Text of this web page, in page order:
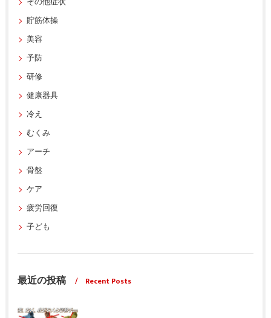
貯筋体操
美容
予防
研修
健康器具
冷え
むくみ
アーチ
骨盤
ケア
疲労回復
子ども
最近の投稿 Recent Posts